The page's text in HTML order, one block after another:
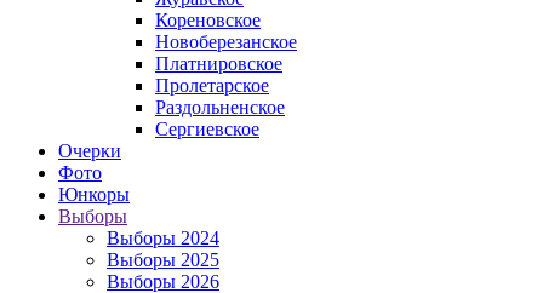
Кореновское
Новоберезанское
Платнировское
Пролетарское
Раздольненское
Сергиевское
Очерки
Фото
Юнкоры
Выборы
Выборы 2024
Выборы 2025
Выборы 2026